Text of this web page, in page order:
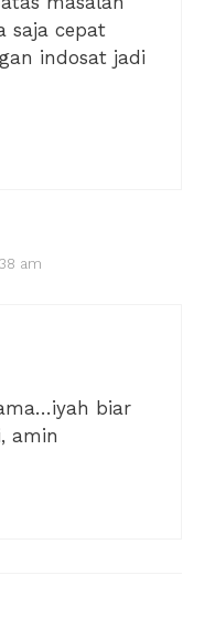
saja cepat
indosat jadi
am
biar
amin